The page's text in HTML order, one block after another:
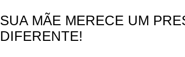
SUA MÃE MERECE UM
DIFERENTE!